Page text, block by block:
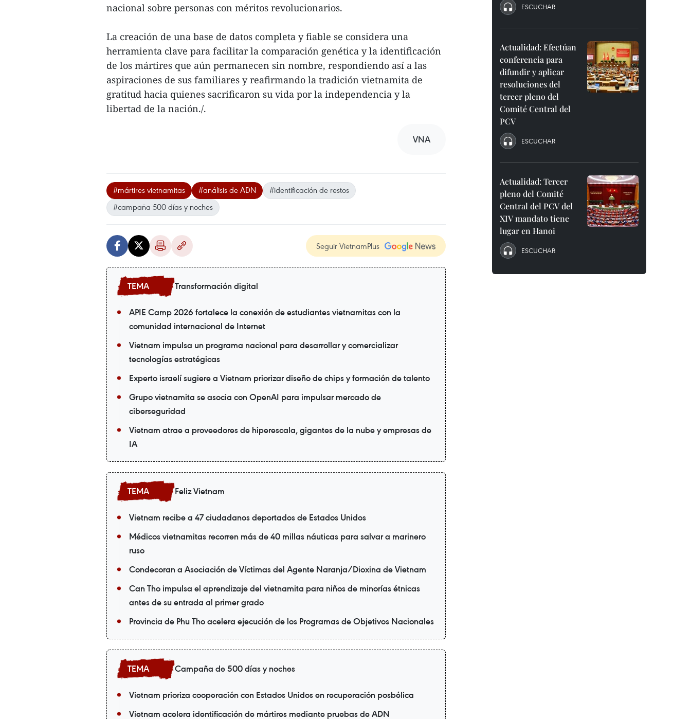
nacional sobre personas con méritos revolucionarios.
La creación de una base de datos completa y fiable se considera una
herramienta clave para facilitar la comparación genética y la identificación
de los mártires que aún permanecen sin nombre, respondiendo así a las
aspiraciones de sus familiares y reafirmando la tradición vietnamita de
gratitud hacia quienes sacrificaron su vida por la independencia y la
libertad de la nación./.
VNA
#mártires vietnamitas #análisis de ADN
#identificación de restos
#campaña 500 días y noches
Seguir VietnamPlus
Transformación digital
APIE Camp 2026 fortalece la conexión de estudiantes vietnamitas con la
comunidad internacional de Internet
Vietnam impulsa un programa nacional para desarrollar y comercializar
tecnologías estratégicas
Experto israelí sugiere a Vietnam priorizar diseño de chips y formación de talento
Grupo vietnamita se asocia con OpenAI para impulsar mercado de
ciberseguridad
Vietnam atrae a proveedores de hiperescala, gigantes de la nube y empresas de
IA
Feliz Vietnam
Vietnam recibe a 47 ciudadanos deportados de Estados Unidos
Médicos vietnamitas recorren más de 40 millas náuticas para salvar a marinero
ruso
Condecoran a Asociación de Víctimas del Agente Naranja/Dioxina de Vietnam
Can Tho impulsa el aprendizaje del vietnamita para niños de minorías étnicas
antes de su entrada al primer grado
Provincia de Phu Tho acelera ejecución de los Programas de Objetivos Nacionales
Campaña de 500 días y noches
Vietnam prioriza cooperación con Estados Unidos en recuperación posbélica
Vietnam acelera identificación de mártires mediante pruebas de ADN
ESCUCHAR
Actualidad: Efectúan
conferencia para
difundir y aplicar
resoluciones del
tercer pleno del
Comité Central del
PCV
ESCUCHAR
Actualidad: Tercer
pleno del Comité
Central del PCV del
XIV mandato tiene
lugar en Hanoi
ESCUCHAR